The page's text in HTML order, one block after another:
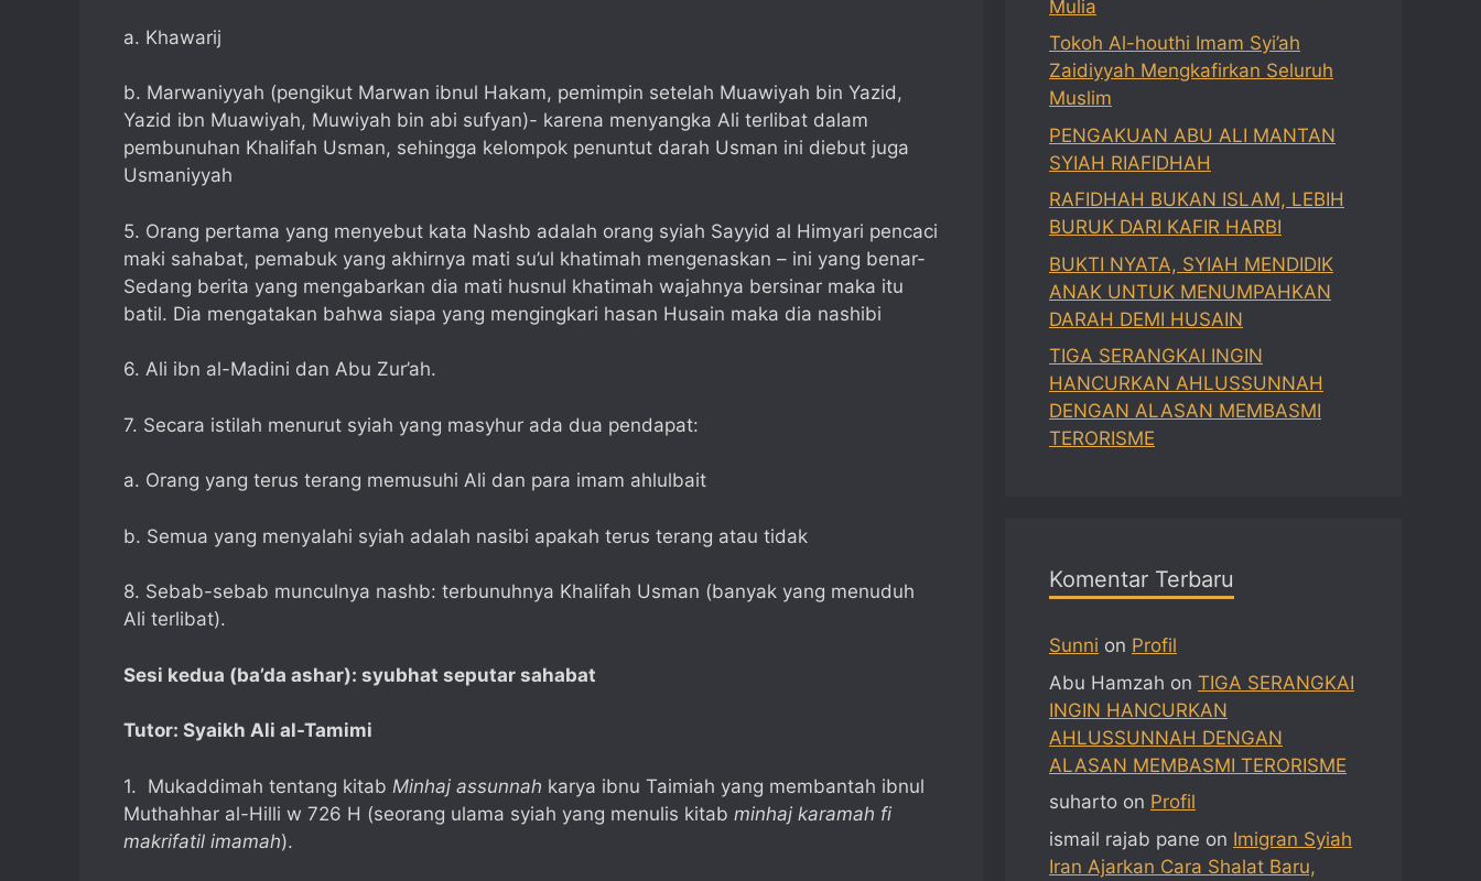
a. Khawarij
b. Marwaniyyah (pengikut Marwan ibnul Hakam, pemimpin setelah Muawiyah bin Yazid,
Yazid ibn Muawiyah, Muwiyah bin abi sufyan)- karena menyangka Ali terlibat dalam
pembunuhan Khalifah Usman, sehingga kelompok penuntut darah Usman ini diebut juga
Usmaniyyah
5. Orang pertama yang menyebut kata Nashb adalah orang syiah Sayyid al Himyari pencaci
maki sahabat, pemabuk yang akhirnya mati su’ul khatimah mengenaskan – ini yang benar-
Sedang berita yang mengabarkan dia mati husnul khatimah wajahnya bersinar maka itu
batil. Dia mengatakan bahwa siapa yang mengingkari hasan Husain maka dia nashibi
6. Ali ibn al-Madini dan Abu Zur’ah.
7. Secara istilah menurut syiah yang masyhur ada dua pendapat:
a. Orang yang terus terang memusuhi Ali dan para imam ahlulbait
b. Semua yang menyalahi syiah adalah nasibi apakah terus terang atau tidak
8. Sebab-sebab munculnya nashb: terbunuhnya Khalifah Usman (banyak yang menuduh
Ali terlibat).
Sesi kedua (ba’da ashar): syubhat seputar sahabat
Tutor: Syaikh Ali al-Tamimi
1. Mukaddimah tentang kitab Minhaj assunnah karya ibnu Taimiah yang membantah ibnul
Muthahhar al-Hilli w 726 H (seorang ulama syiah yang menulis kitab minhaj karamah fi
makrifatil imamah).
Mulia
Tokoh Al-houthi Imam Syi’ah
Zaidiyyah Mengkafirkan Seluruh
Muslim
PENGAKUAN ABU ALI MANTAN
SYIAH RIAFIDHAH
RAFIDHAH BUKAN ISLAM, LEBIH
BURUK DARI KAFIR HARBI
BUKTI NYATA, SYIAH MENDIDIK
ANAK UNTUK MENUMPAHKAN
DARAH DEMI HUSAIN
TIGA SERANGKAI INGIN
HANCURKAN AHLUSSUNNAH
DENGAN ALASAN MEMBASMI
TERORISME
Komentar Terbaru
Sunni on Profil
Abu Hamzah on TIGA SERANGKAI
INGIN HANCURKAN
AHLUSSUNNAH DENGAN
ALASAN MEMBASMI TERORISME
suharto on Profil
ismail rajab pane on Imigran Syiah
Iran Ajarkan Cara Shalat Baru,